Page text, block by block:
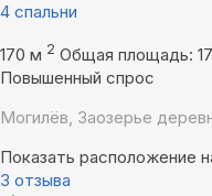
4 спальни
170 м 2 Общая площадь:
Повышенный спрос
Могилёв, Заозерье
Показать расположение
3 отзыва